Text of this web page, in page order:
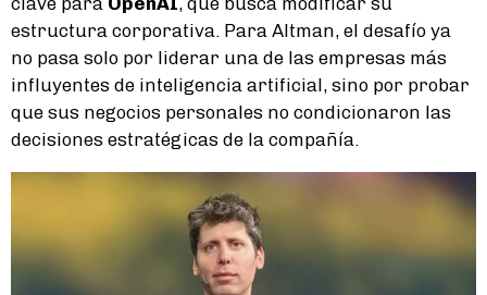
estructura corporativa. Para Altman, el desafío ya
no pasa solo por liderar una de las empresas más
influyentes de inteligencia artificial, sino por probar
que sus negocios personales no condicionaron las
decisiones estratégicas de la compañía.